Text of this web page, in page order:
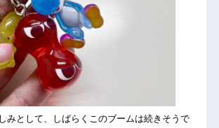
みとして、しばらくこのブームは続きそうで